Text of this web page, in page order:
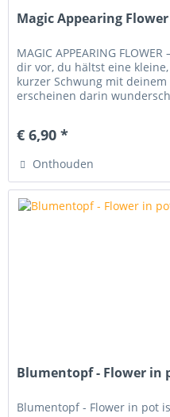
Magic Appearing
MAGIC APPEARING
dir vor, du hältst eine
kurzer Schwung mit
erscheinen darin
€ 6,90 *
Onthouden
Blumentopf - Flower in
Blumentopf - Flower in pot